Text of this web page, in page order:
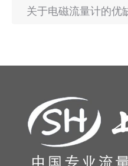
关于电磁流量计的优